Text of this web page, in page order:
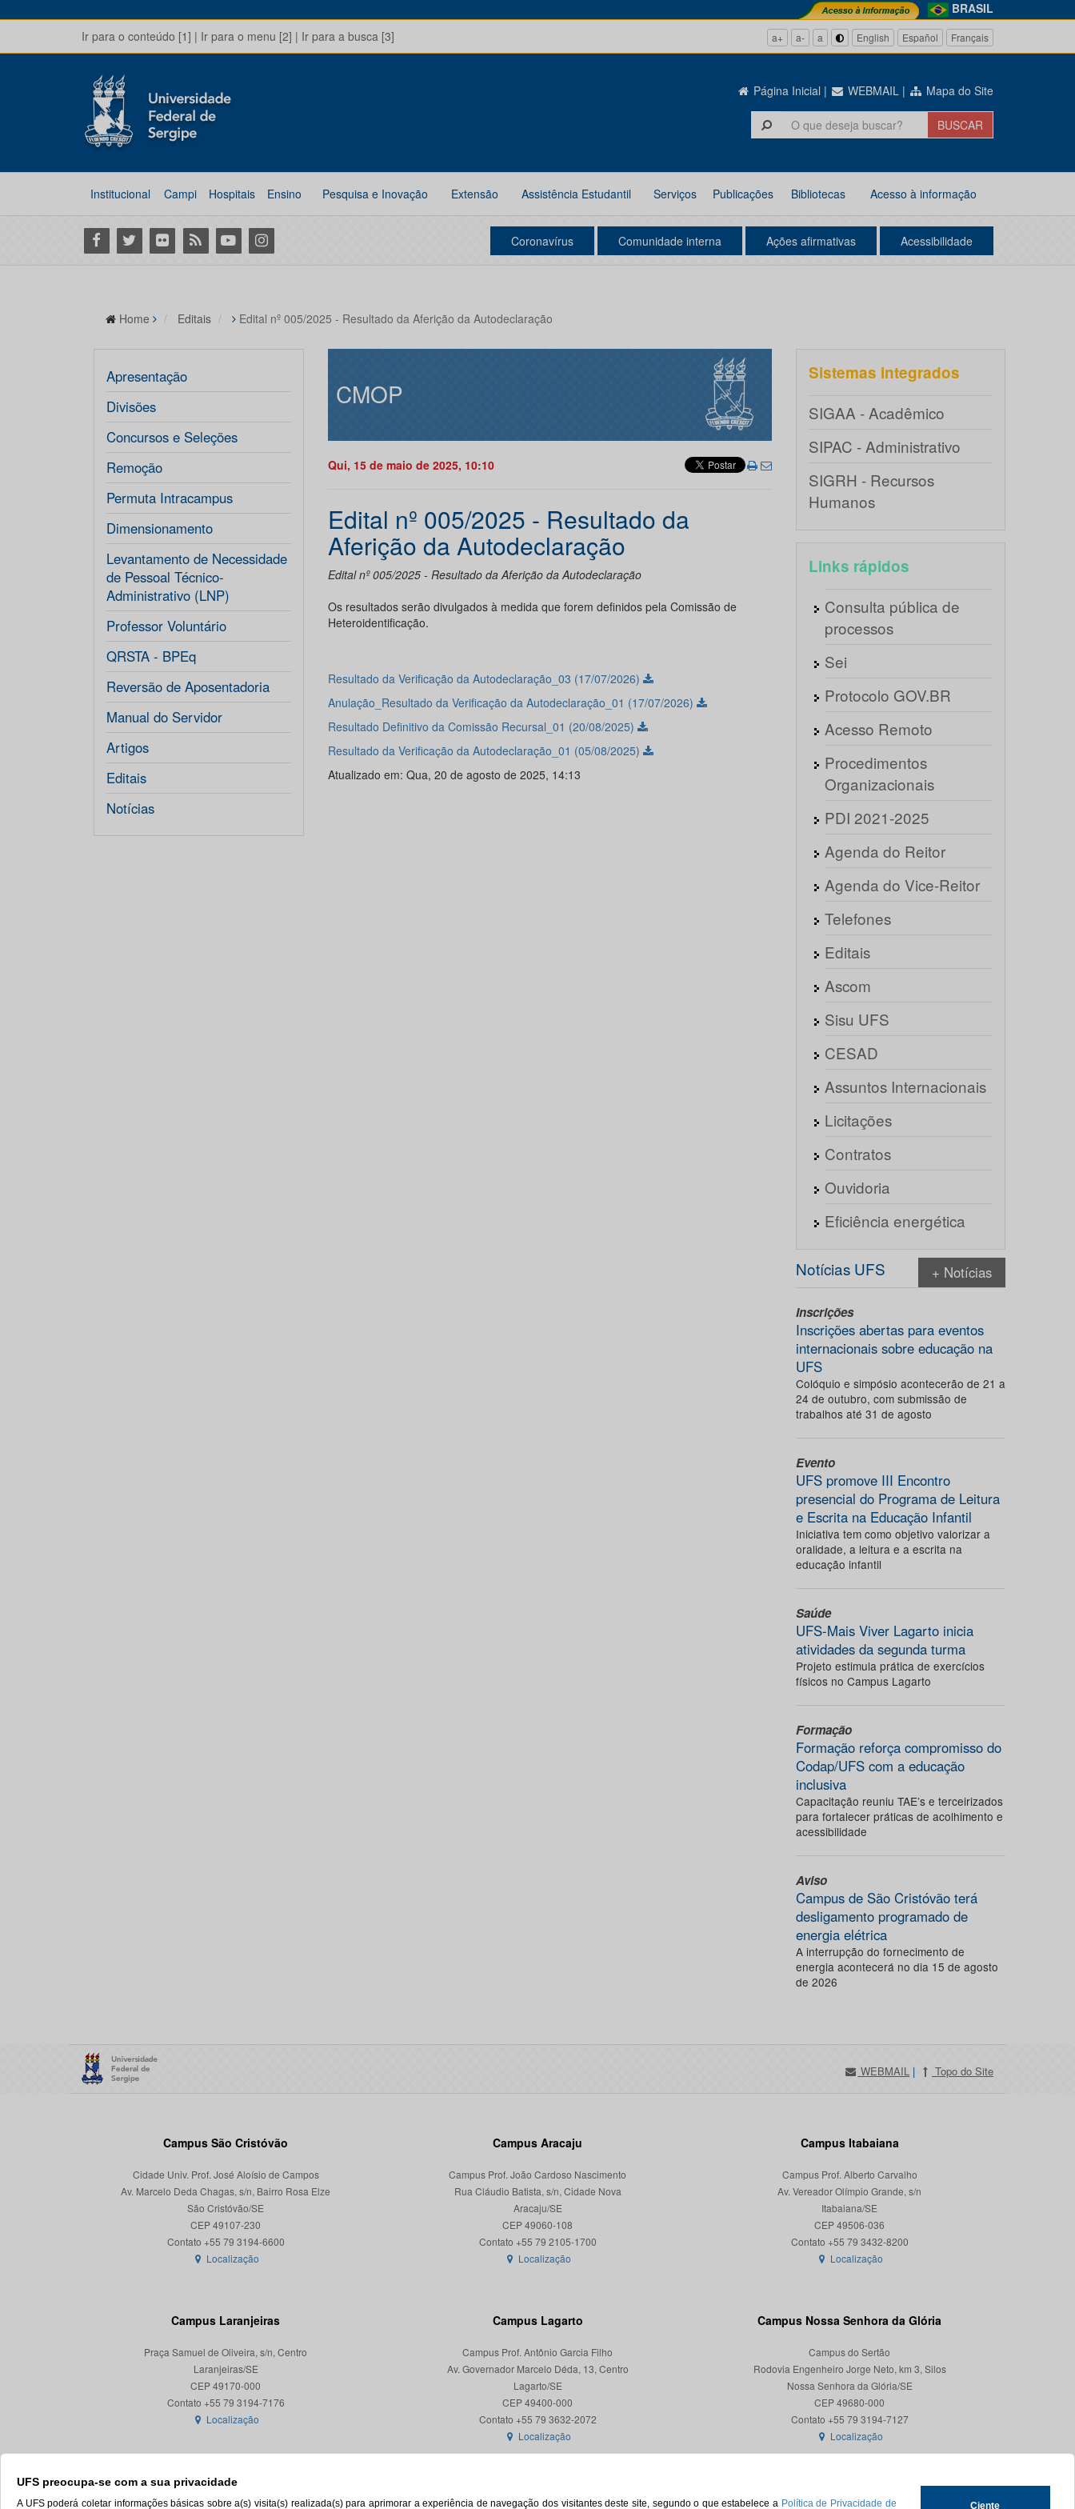
BRASIL
Ir para o conteúdo [1] | Ir para o menu [2] | Ir para a busca [3] a+ a- a English Español Français
Página Inicial | WEBMAIL | Mapa do Site
Institucional Campi Hospitais Ensino Pesquisa e Inovação Extensão Assistência Estudantil Serviços Publicações Bibliotecas Acesso à informação
Facebook
Twitter Flickr RSS YoutubeInstagram Coronavírus Comunidade interna Ações afirmativas Acessibilidade
UFS preocupa-se com a sua privacidade
A UFS poderá coletar informações básicas sobre a(s) visita(s) realizada(s) para aprimorar a experiência de navegação dos visitantes deste site, segundo o que estabelece a Política de Privacidade de Ciente
Home Editais Edital nº 005/2025 - Resultado da Aferição da Autodeclaração
Apresentação
Divisões
Concursos e Seleções
Remoção
Permuta Intracampus
Dimensionamento
Levantamento de Necessidade
de Pessoal Técnico-
Administrativo (LNP)
Professor Voluntário
QRSTA - BPEq
Reversão de Aposentadoria
Manual do Servidor
Artigos
Editais
Notícias
CMOP
Qui, 15 de maio de 2025, 10:10
Edital nº 005/2025 - Resultado da
Aferição da Autodeclaração
Edital nº 005/2025 - Resultado da Aferição da Autodeclaração
Os resultados serão divulgados à medida que forem definidos pela Comissão de
Heteroidentificação.
Resultado da Verificação da Autodeclaração_03 (17/07/2026)
Anulação_Resultado da Verificação da Autodeclaração_01 (17/07/2026)
Resultado Definitivo da Comissão Recursal_01 (20/08/2025)
Resultado da Verificação da Autodeclaração_01 (05/08/2025)
Atualizado em: Qua, 20 de agosto de 2025, 14:13
Sistemas integrados
SIGAA - Acadêmico
SIPAC - Administrativo
SIGRH - Recursos
Humanos
Links rápidos
Consulta pública de
processos
Sei
Protocolo GOV.BR
Acesso Remoto
Procedimentos
Organizacionais
PDI 2021-2025
Agenda do Reitor
Agenda do Vice-Reitor
Telefones
Editais
Ascom
Sisu UFS
CESAD
Assuntos Internacionais
Licitações
Contratos
Ouvidoria
Eficiência energética
Notícias UFS + Notícias
Inscrições
Inscrições abertas para eventos
internacionais sobre educação na
UFS
Colóquio e simpósio acontecerão de 21 a
24 de outubro, com submissão de
trabalhos até 31 de agosto
Evento
UFS promove III Encontro
presencial do Programa de Leitura
e Escrita na Educação Infantil
Iniciativa tem como objetivo valorizar a
oralidade, a leitura e a escrita na
educação infantil
Saúde
UFS-Mais Viver Lagarto inicia
atividades da segunda turma
Projeto estimula prática de exercícios
físicos no Campus Lagarto
Formação
Formação reforça compromisso do
Codap/UFS com a educação
inclusiva
Capacitação reuniu TAE’s e terceirizados
para fortalecer práticas de acolhimento e
acessibilidade
Aviso
Campus de São Cristóvão terá
desligamento programado de
energia elétrica
A interrupção do fornecimento de
energia acontecerá no dia 15 de agosto
de 2026
WEBMAIL | Topo do Site
Campus São Cristóvão
Cidade Univ. Prof. José Aloísio de Campos
Av. Marcelo Deda Chagas, s/n, Bairro Rosa Elze
São Cristóvão/SE
CEP 49107-230
Localização
Campus Aracaju
Campus Prof. João Cardoso Nascimento
Rua Cláudio Batista, s/n, Cidade Nova
Aracaju/SE
CEP 49060-108
Localização
Campus Itabaiana
Campus Prof. Alberto Carvalho
Av. Vereador Olímpio Grande, s/n
Itabaiana/SE
CEP 49506-036
Localização
Campus Laranjeiras
Praça Samuel de Oliveira, s/n, Centro
Laranjeiras/SE
CEP 49170-000
Localização
Campus Lagarto
Campus Prof. Antônio Garcia Filho
Av. Governador Marcelo Déda, 13, Centro
Lagarto/SE
CEP 49400-000
Localização
Campus Nossa Senhora da Glória
Campus do Sertão
Rodovia Engenheiro Jorge Neto, km 3, Silos
Nossa Senhora da Glória/SE
CEP 49680-000
Contato +55 79 3194-7127
Localização